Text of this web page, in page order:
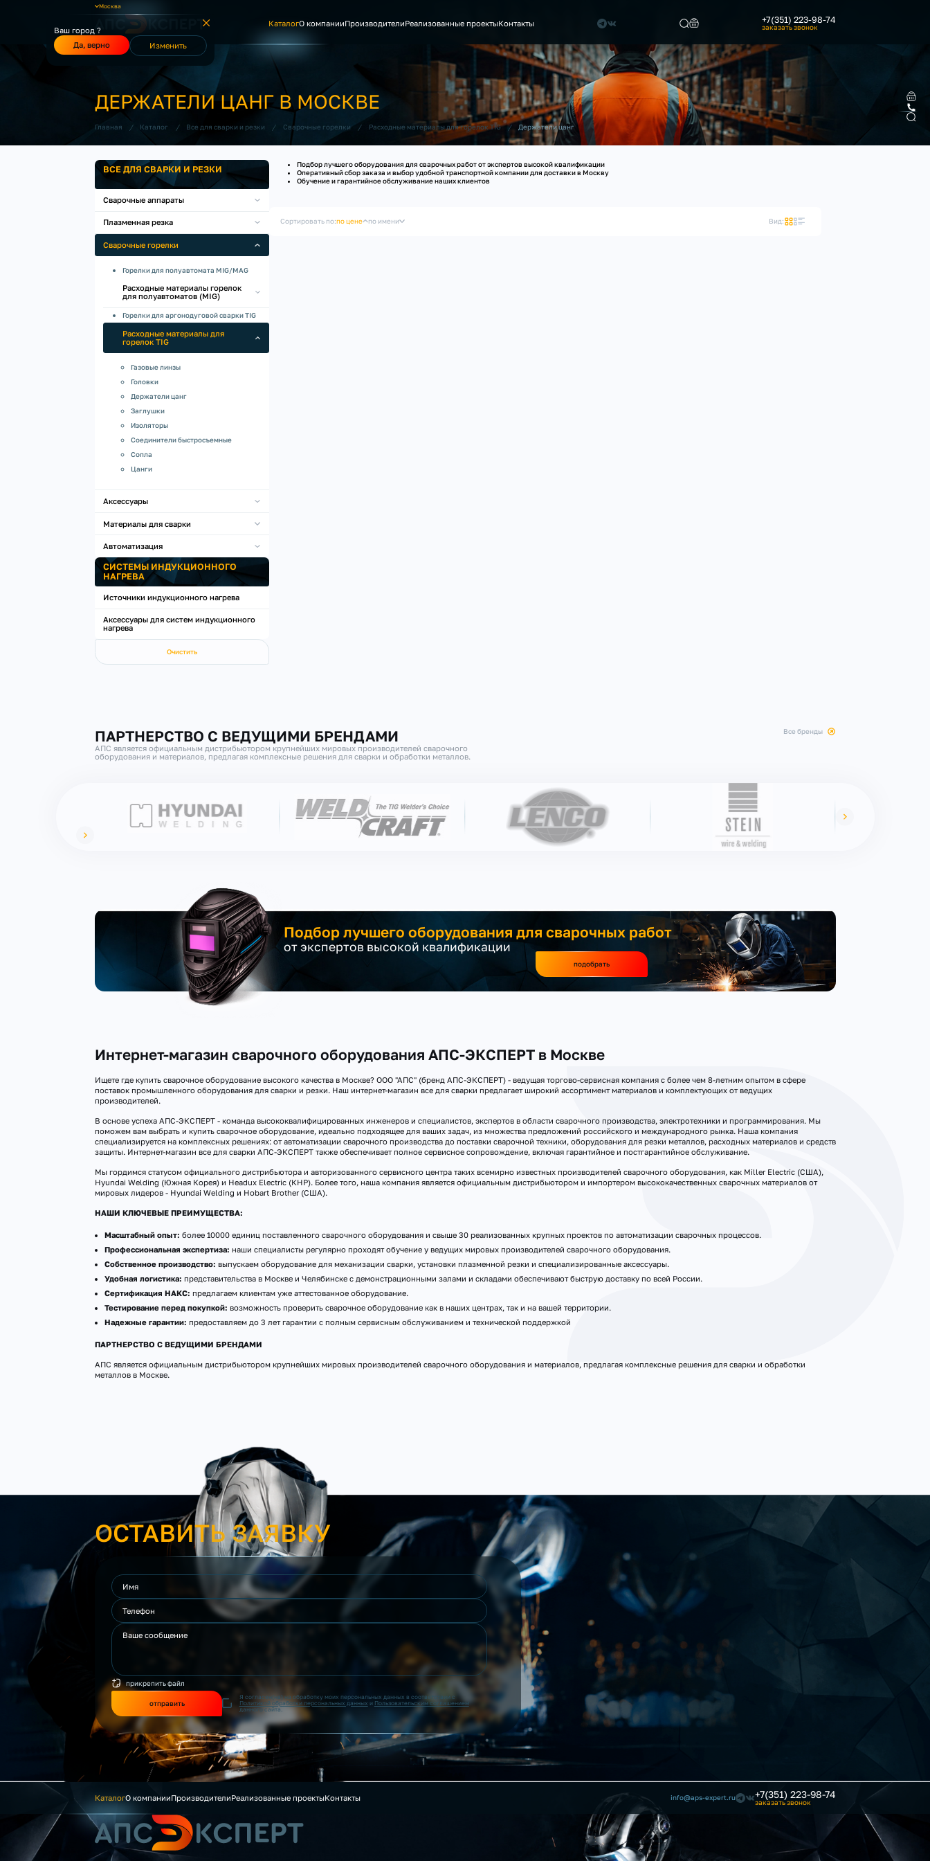
Москва
Ваш город ?
Да, верно
Изменить
КаталогО компанииПроизводителиРеализованные проектыКонтакты +7(351) 223-98-74
заказать звонок
ДЕРЖАТЕЛИ ЦАНГ В МОСКВЕ
Главная / Каталог / Все для сварки и резки / Сварочные горелки / Расходные материалы для горелок TIG / Держатели цанг
ВСЕ ДЛЯ СВАРКИ И РЕЗКИ
Сварочные аппараты
Плазменная резка
Сварочные горелки
Горелки для полуавтомата MIG/MAG
Расходные материалы горелок
для полуавтоматов (MIG)
Горелки для аргонодуговой сварки TIG
Расходные материалы для
горелок TIG
Газовые линзы
Головки
Держатели цанг
Заглушки
Изоляторы
Соединители быстросъемные
Сопла
Цанги
Аксессуары
Материалы для сварки
Автоматизация
СИСТЕМЫ ИНДУКЦИОННОГО
НАГРЕВА
Источники индукционного нагрева
Аксессуары для систем индукционного
нагрева
Очистить
Подбор лучшего оборудования для сварочных работ от экспертов высокой квалификации
Оперативный сбор заказа и выбор удобной транспортной компании для доставки в Москву
Обучение и гарантийное обслуживание наших клиентов
Сортировать по:по цене по имени Вид:
ПАРТНЕРСТВО С ВЕДУЩИМИ БРЕНДАМИ
АПС является официальным дистрибьютором крупнейших мировых производителей сварочного
оборудования и материалов, предлагая комплексные решения для сварки и обработки металлов.
все бренды
Подбор лучшего оборудования для сварочных работ
от экспертов высокой квалификации
подобрать
Интернет-магазин сварочного оборудования АПС-ЭКСПЕРТ в Москве
Ищете где купить сварочное оборудование высокого качества в Москве? ООО "АПС" (бренд АПС-ЭКСПЕРТ) - ведущая торгово-сервисная компания с более чем 8-летним опытом в сфере
поставок промышленного оборудования для сварки и резки. Наш интернет-магазин все для сварки предлагает широкий ассортимент материалов и комплектующих от ведущих
производителей.
В основе успеха АПС-ЭКСПЕРТ - команда высококвалифицированных инженеров и специалистов, экспертов в области сварочного производства, электротехники и программирования. Мы
поможем вам выбрать и купить сварочное оборудование, идеально подходящее для ваших задач, из множества предложений российского и международного рынка. Наша компания
специализируется на комплексных решениях: от автоматизации сварочного производства до поставки сварочной техники, оборудования для резки металлов, расходных материалов и средств
защиты. Интернет-магазин все для сварки АПС-ЭКСПЕРТ также обеспечивает полное сервисное сопровождение, включая гарантийное и постгарантийное обслуживание.
Мы гордимся статусом официального дистрибьютора и авторизованного сервисного центра таких всемирно известных производителей сварочного оборудования, как Miller Electric (США),
Hyundai Welding (Южная Корея) и Headux Electric (КНР). Более того, наша компания является официальным дистрибьютором и импортером высококачественных сварочных материалов от
мировых лидеров - Hyundai Welding и Hobart Brother (США).
НАШИ КЛЮЧЕВЫЕ ПРЕИМУЩЕСТВА:
Масштабный опыт: более 10000 единиц поставленного сварочного оборудования и свыше 30 реализованных крупных проектов по автоматизации сварочных процессов.
Профессиональная экспертиза: наши специалисты регулярно проходят обучение у ведущих мировых производителей сварочного оборудования.
Собственное производство: выпускаем оборудование для механизации сварки, установки плазменной резки и специализированные аксессуары.
Удобная логистика: представительства в Москве и Челябинске с демонстрационными залами и складами обеспечивают быструю доставку по всей России.
Сертификация НАКС: предлагаем клиентам уже аттестованное оборудование.
Тестирование перед покупкой: возможность проверить сварочное оборудование как в наших центрах, так и на вашей территории.
Надежные гарантии: предоставляем до 3 лет гарантии с полным сервисным обслуживанием и технической поддержкой
ПАРТНЕРСТВО С ВЕДУЩИМИ БРЕНДАМИ
АПС является официальным дистрибьютором крупнейших мировых производителей сварочного оборудования и материалов, предлагая комплексные решения для сварки и обработки
металлов в Москве.
ОСТАВИТЬ ЗАЯВКУ
прикрепить файл
отправить
Я согласен(на) на обработку моих персональных данных в соответствии с
Политикой обработки персональных данных и Пользовательским соглашением
данного сайта.
КаталогО компанииПроизводителиРеализованные проектыКонтакты info@aps-expert.ru +7(351) 223-98-74
заказать звонок